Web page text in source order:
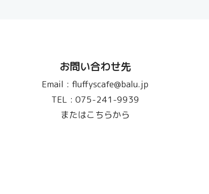
お問い合わせ先
Email : fluffyscafe@balu.jp
TEL : 075-241-9939
またはこちらから